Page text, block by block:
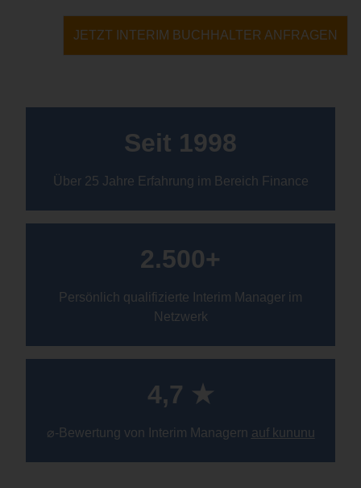
JETZT INTERIM BUCHHALTER ANFRAGEN
Seit 1998
Über 25 Jahre Erfahrung im Bereich Finance
2.500+
Persönlich qualifizierte Interim Manager im
Netzwerk
4,7 ★
⌀-Bewertung von Interim Managern auf kununu